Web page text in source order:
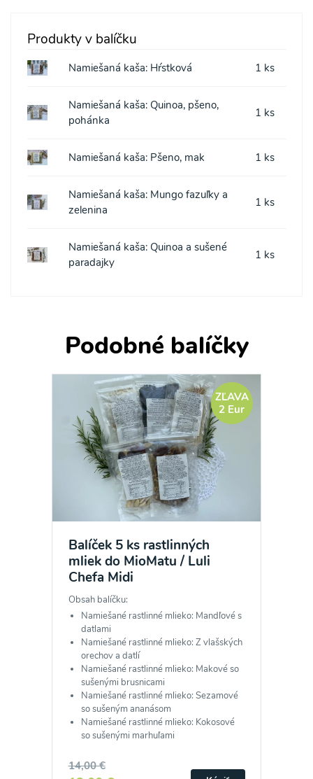
Produkty v balíčku
Namiešaná kaša: Hŕstková 1 ks
Namiešaná kaša: Quinoa, pšeno,
pohánka
1 ks
Namiešaná kaša: Pšeno, mak 1 ks
Namiešaná kaša: Mungo fazuľky a
zelenina
1 ks
Namiešaná kaša: Quinoa a sušené
paradajky
1 ks
Podobné balíčky
ZĽAVA
2 Eur
Balíček 5 ks rastlinných
mliek do MioMatu / Luli
Chefa Midi
Obsah balíčku:
Namiešané rastlinné mlieko: Mandľové s
datlami
Namiešané rastlinné mlieko: Z vlašských
orechov a datlí
Namiešané rastlinné mlieko: Makové so
sušenými brusnicami
Namiešané rastlinné mlieko: Sezamové
so sušeným ananásom
Namiešané rastlinné mlieko: Kokosové
so sušenými marhuľami
14,00 €